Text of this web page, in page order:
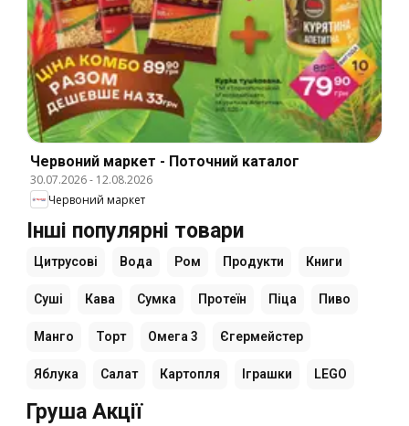
Червоний маркет - Поточний каталог
30.07.2026- 12.08.2026
Червоний маркет
Інші популярні товари
Цитрусові Вода Ром Продукти Книги
Суші Кава Сумка Протеїн Піца Пиво
Манго Торт Омега 3 Єгермейстер
Яблука Салат Картопля Іграшки LEGO
Груша Акції